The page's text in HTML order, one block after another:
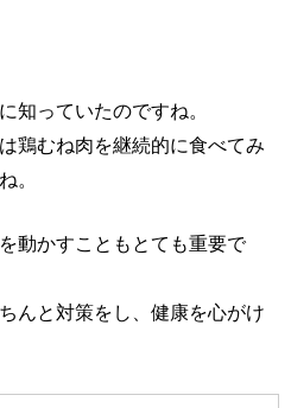
知っていたのですね。
鶏むね肉を継続的に食べてみ
。
動かすこともとても重要で
んと対策をし、健康を心がけ